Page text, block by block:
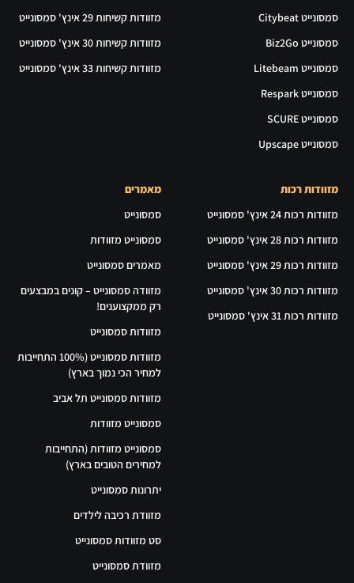
סמסונייט Citybeat
סמסונייט Biz2Go
סמסונייט Litebeam
סמסונייט Respark
סמסונייט SCURE
סמסונייט Upscape
מזוודות קשיחות 29 אינץ' סמסונייט
מזוודות קשיחות 30 אינץ' סמסונייט
מזוודות קשיחות 33 אינץ' סמסונייט
מזוודות רכות
מזוודות רכות 24 אינץ' סמסונייט
מזוודות רכות 28 אינץ' סמסונייט
מזוודות רכות 29 אינץ' סמסונייט
מזוודות רכות 30 אינץ' סמסונייט
מזוודות רכות 31 אינץ' סמסונייט
מאמרים
סמסונייט
סמסונייט מזוודות
מאמרים סמסונייט
מזוודה סמסונייט – קונים במבצעים
רק ממקצוענים!
מזוודות סמסונייט
מזוודות סמסונייט (100% התחייבות
למחיר הכי נמוך בארץ)
מזוודות סמסונייט תל אביב
סמסונייט מזוודות
סמסונייט מזוודות (התחייבות
למחירים הטובים בארץ)
יתרונות סמסונייט
מזוודת רכיבה לילדים
סט מזוודות סמסונייט
מזוודת סמסונייט